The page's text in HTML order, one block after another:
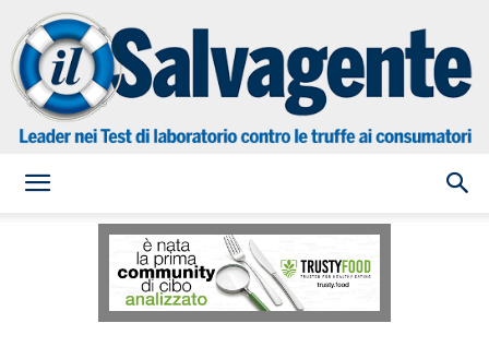
Salvagente